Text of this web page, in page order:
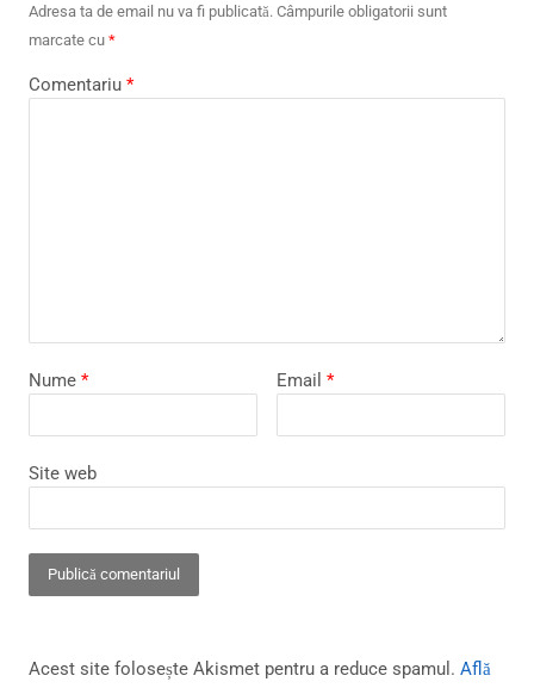
Adresa ta de email nu va fi publicată. Câmpurile obligatorii sunt
marcate cu *
Comentariu *
Nume * Email *
Site web
Acest site folosește Akismet pentru a reduce spamul. Află